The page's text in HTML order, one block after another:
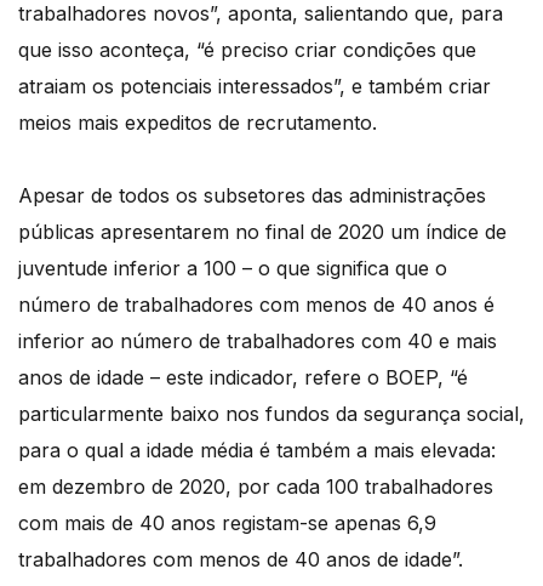
trabalhadores novos”, aponta, salientando que, para
que isso aconteça, “é preciso criar condições que
atraiam os potenciais interessados”, e também criar
meios mais expeditos de recrutamento.
Apesar de todos os subsetores das administrações
públicas apresentarem no final de 2020 um índice de
juventude inferior a 100 – o que significa que o
número de trabalhadores com menos de 40 anos é
inferior ao número de trabalhadores com 40 e mais
anos de idade – este indicador, refere o BOEP, “é
particularmente baixo nos fundos da segurança social,
para o qual a idade média é também a mais elevada:
em dezembro de 2020, por cada 100 trabalhadores
com mais de 40 anos registam-se apenas 6,9
trabalhadores com menos de 40 anos de idade”.